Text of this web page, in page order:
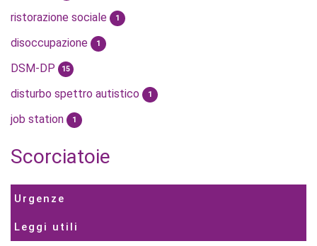
ristorazione sociale 1
disoccupazione 1
DSM-DP 15
disturbo spettro autistico 1
job station 1
Scorciatoie
Urgenze
Leggi utili